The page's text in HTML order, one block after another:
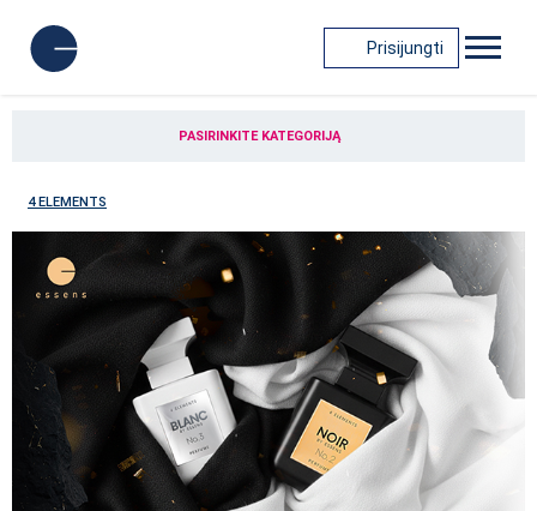
Prisijungti
PASIRINKITE KATEGORIJĄ
4 ELEMENTS